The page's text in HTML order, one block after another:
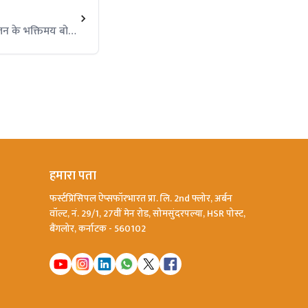
के भक्तिमय बोल
हमारा पता
फर्स्टप्रिंसिपल ऐप्सफॉरभारत प्रा. लि. 2nd फ्लोर, अर्बन
वॉल्ट, नं. 29/1, 27वीं मेन रोड, सोमसुंदरपल्या, HSR पोस्ट,
बैंगलोर, कर्नाटक - 560102